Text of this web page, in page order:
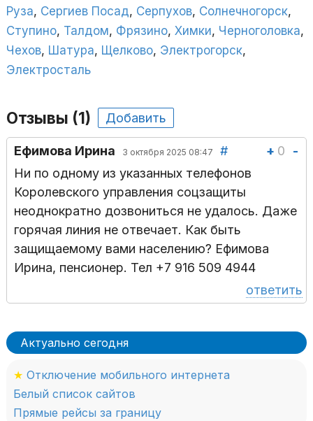
Руза, Сергиев Посад, Серпухов, Солнечногорск,
Ступино, Талдом, Фрязино, Химки, Черноголовка,
Чехов, Шатура, Щелково, Электрогорск,
Электросталь
Отзывы (1) Добавить
Ефимова Ирина 3 октября 2025 08:47 # + 0
-
Ни по одному из указанных телефонов
Королевского управления соцзащиты
неоднократно дозвониться не удалось. Даже
горячая линия не отвечает. Как быть
защищаемому вами населению? Ефимова
Ирина, пенсионер. Тел +7 916 509 4944
ответить
Актуально сегодня
★ Отключение мобильного интернета
Белый список сайтов
Прямые рейсы за границу